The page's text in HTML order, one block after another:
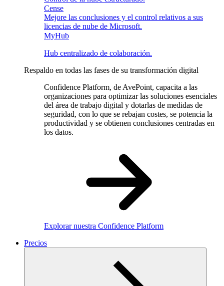
Cense
Mejore las conclusiones y el control relativos a sus
licencias de nube de Microsoft.
MyHub
Hub centralizado de colaboración.
Respaldo en todas las fases de su transformación digital
Confidence Platform, de AvePoint, capacita a las
organizaciones para optimizar las soluciones esenciales
del área de trabajo digital y dotarlas de medidas de
seguridad, con lo que se rebajan costes, se potencia la
productividad y se obtienen conclusiones centradas en
los datos.
Explorar nuestra Confidence Platform
Precios